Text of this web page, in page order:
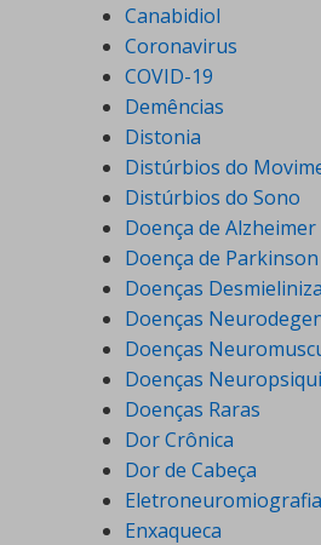
Canabidiol
Coronavirus
COVID-19
Demências
Distonia
Distúrbios do
Distúrbios do Sono
Doença de Alzheimer
Doença de Parkinson
Doenças
Doenças
Doenças
Doenças
Doenças Raras
Dor Crônica
Dor de Cabeça
Eletroneuromiografia
Enxaqueca